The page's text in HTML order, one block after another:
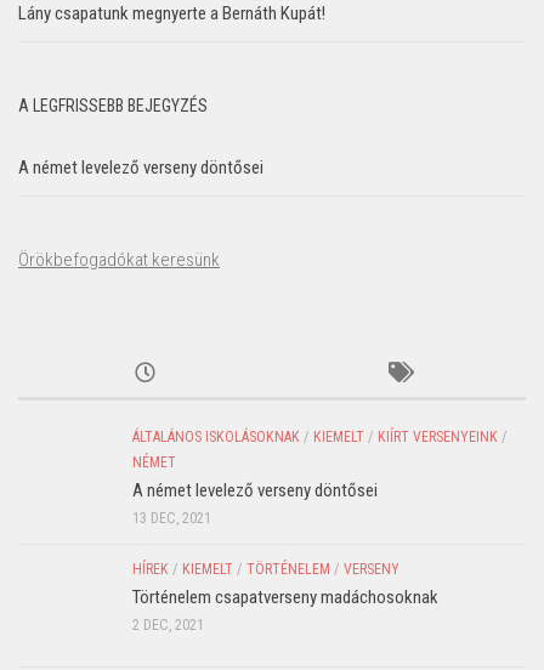
Lány csapatunk megnyerte a Bernáth Kupát!
A LEGFRISSEBB BEJEGYZÉS
A német levelező verseny döntősei
Örökbefogadókat keresünk
ÁLTALÁNOS ISKOLÁSOKNAK / KIEMELT / KIÍRT VERSENYEINK /
NÉMET
A német levelező verseny döntősei
13 DEC, 2021
HÍREK / KIEMELT / TÖRTÉNELEM / VERSENY
Történelem csapatverseny madáchosoknak
2 DEC, 2021